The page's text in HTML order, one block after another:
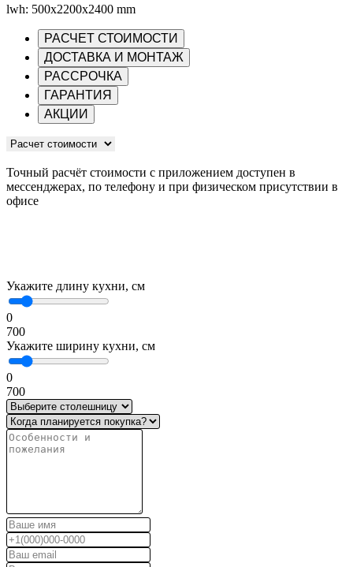
lwh: 500x2200x2400 mm
РАСЧЕТ СТОИМОСТИ
ДОСТАВКА И МОНТАЖ
РАССРОЧКА
ГАРАНТИЯ
АКЦИИ
Точный расчёт стоимости с приложением доступен в
мессенджерах, по телефону и при физическом присутствии в
офисе
Укажите длину кухни, см
0
700
Укажите ширину кухни, см
0
700